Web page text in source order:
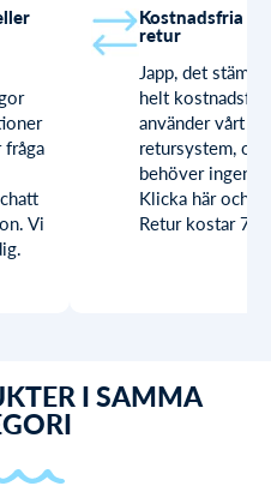
Vi
Kostnadsfria
retur
Japp, det
helt
använder vårt
retursystem,
behöver ingen
Klicka här och
Retur kostar 79
I SAMMA